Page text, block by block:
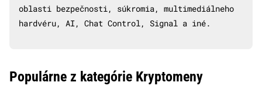
oblasti bezpečnosti, súkromia, multimediálneho
hardvéru, AI, Chat Control, Signal a iné.
Populárne z kategórie Kryptomeny